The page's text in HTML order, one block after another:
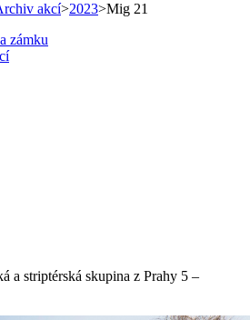
akcí>2023>Mig 21
zámku
a striptérská skupina z Prahy 5 –